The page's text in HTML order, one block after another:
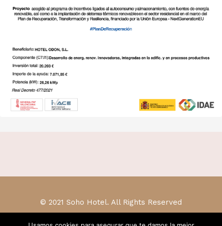
© 2021 Soho Hotel. All Rights Reserved